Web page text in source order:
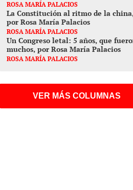
ROSA MARÍA PALACIOS
La Constitución al ritmo de la
por Rosa María Palacios
ROSA MARÍA PALACIOS
Un Congreso letal: 5 años, que
muchos, por Rosa María Palacios
ROSA MARÍA PALACIOS
VER MÁS COLUMNAS